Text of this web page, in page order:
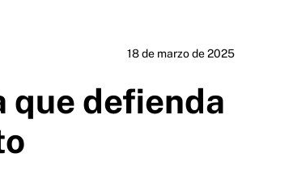
18 de marzo de 2025
que defienda